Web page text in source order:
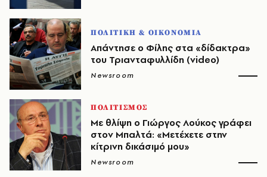
ΠΟΛΙΤΙΚΗ & ΟΙΚΟΝΟΜΙΑ
Απάντησε ο Φίλης στα «δίδακτρα»
του Τριανταφυλλίδη (video)
Newsroom
ΠΟΛΙΤΙΣΜΟΣ
Με θλίψη ο Γιώργος Λούκος γράφει
στον Μπαλτά: «Μετέχετε στην
κίτρινη δικάσιμό μου»
Newsroom